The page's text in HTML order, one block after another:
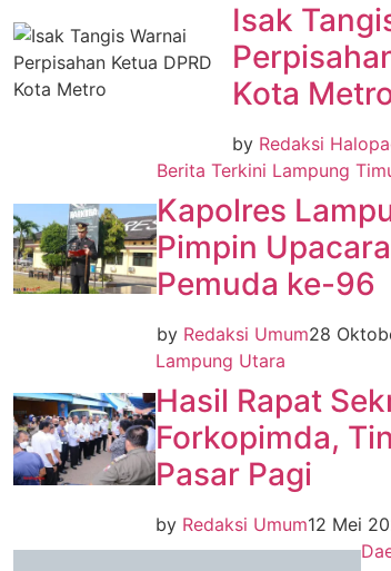
Isak
Kota
by Redaksi
Berita Terkini Lampung
Kapolres
Pimpin
Pemuda ke-96
by Redaksi Umum28
Lampung Utara
Hasil Rapat
Forkopimda,
Pasar Pagi
by Redaksi Umum12 Mei